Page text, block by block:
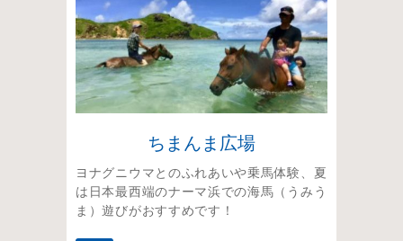
ちまんま広場
ヨナグニウマとのふれあいや乗馬体験、夏
は日本最西端のナーマ浜での海馬（うみう
ま）遊びがおすすめです！